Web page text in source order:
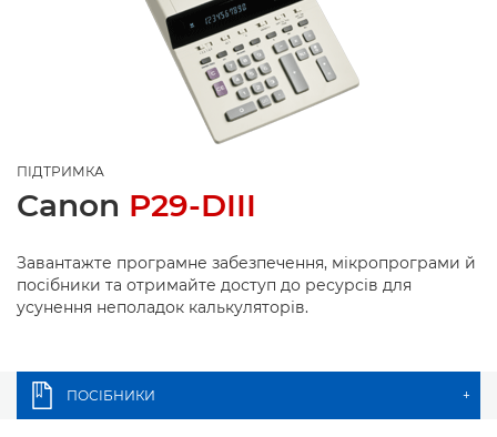
ПІДТРИМКА
Canon P29-DIII
Завантажте програмне забезпечення, мікропрограми й
посібники та отримайте доступ до ресурсів для
усунення неполадок калькуляторів.
ПОСІБНИКИ +